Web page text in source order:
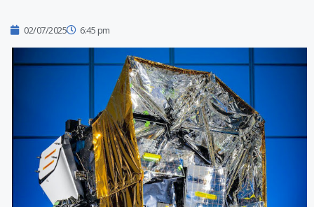
02/07/2025 6:45 pm